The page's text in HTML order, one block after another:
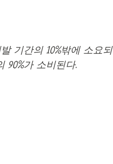
기간의 10%밖에 소요
90%가 소비된다.